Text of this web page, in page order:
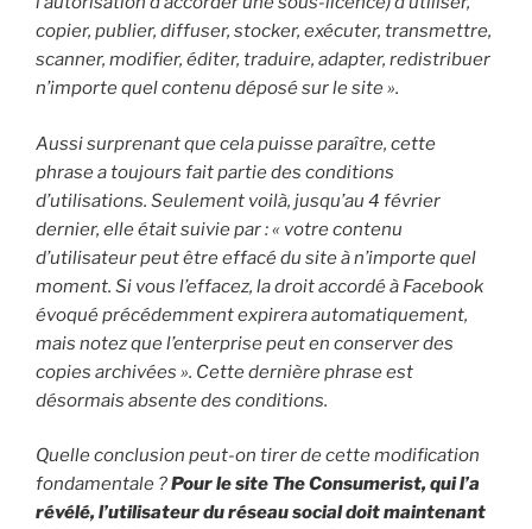
copier, publier, diffuser, stocker, exécuter, transmettre,
scanner, modifier, éditer, traduire, adapter, redistribuer
n’importe quel contenu déposé sur le site ».
Aussi surprenant que cela puisse paraître, cette
phrase a toujours fait partie des conditions
d’utilisations. Seulement voilà, jusqu’au 4 février
dernier, elle était suivie par : « votre contenu
d’utilisateur peut être effacé du site à n’importe quel
moment. Si vous l’effacez, la droit accordé à Facebook
évoqué précédemment expirera automatiquement,
mais notez que l’enterprise peut en conserver des
copies archivées ». Cette dernière phrase est
désormais absente des conditions.
Quelle conclusion peut-on tirer de cette modification
fondamentale ?Pour le site The Consumerist, qui l’a
révélé, l’utilisateur du réseau social doit maintenant